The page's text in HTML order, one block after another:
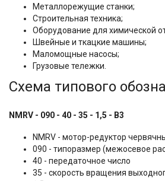
Металлорежущие станки;
Строительная техника;
Оборудование для химической
Швейные и ткацкие машины;
Маломощные насосы;
Грузовые тележки.
Схема типового
NMRV - 090 - 40 - 35 - 1,5 - B3
NMRV - мотор-редуктор
090 - типоразмер (межосевое
40 - передаточное число
35 - скорость вращения